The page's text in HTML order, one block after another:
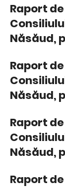
Raport
Năsăud,
Raport
Năsăud,
Raport
Năsăud,
Raport